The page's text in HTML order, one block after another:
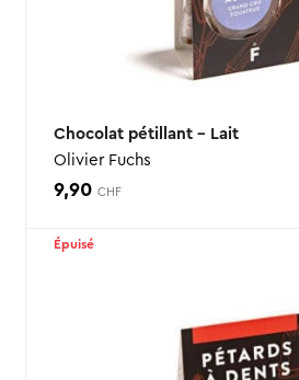
Chocolat pétillant – Lait
Olivier Fuchs
9,90 CHF
Épuisé